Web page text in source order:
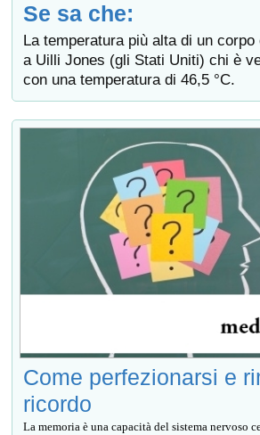
Se sa che:
La temperatura più alta di un
a Uilli Jones (gli Stati Uniti) chi è
con una temperatura di 46,5 °C.
Come perfezionarsi e
ricordo
La memoria è una capacità del sistema nervoso